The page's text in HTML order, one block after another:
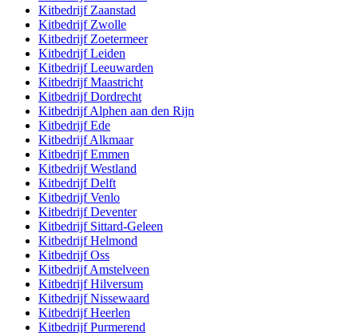
Kitbedrijf Zaanstad
Kitbedrijf Zwolle
Kitbedrijf Zoetermeer
KitbedrijfLeiden
KitbedrijfLeeuwarden
KitbedrijfMaastricht
KitbedrijfDordrecht
KitbedrijfAlphen aan den Rijn
KitbedrijfEde
KitbedrijfAlkmaar
KitbedrijfEmmen
KitbedrijfWestland
KitbedrijfDelft
KitbedrijfVenlo
KitbedrijfDeventer
Kitbedrijf Sittard-Geleen
KitbedrijfHelmond
KitbedrijfOss
KitbedrijfAmstelveen
KitbedrijfHilversum
KitbedrijfNissewaard
KitbedrijfHeerlen
KitbedrijfPurmerend